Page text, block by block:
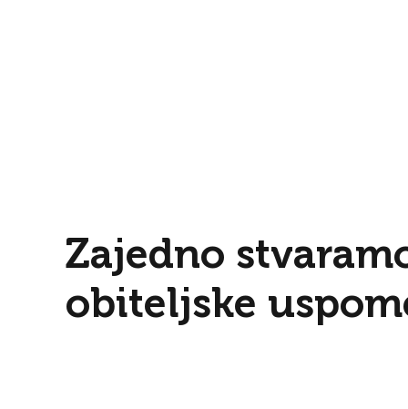
Zajedno
obiteljske